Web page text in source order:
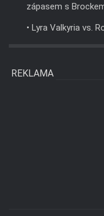
zápasem s
• Lyra Valkyria vs.
REKLAMA